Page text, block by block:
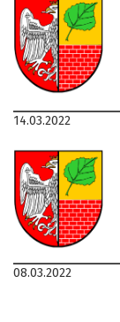
14.03.2022
08.03.2022